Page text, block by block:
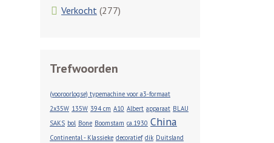
Verkocht (277)
Trefwoorden
(vooroorlogse) typemachine voor a3-formaat
2x35W 135W 394 cm A10 Albert apparaat BLAU
SAKS bol Bone Boomstam ca.1930 China
Continental - Klassieke decoratief dik Duitsland